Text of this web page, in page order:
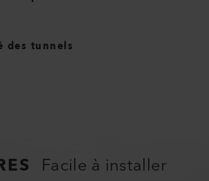
des tunnels
Facile à installer